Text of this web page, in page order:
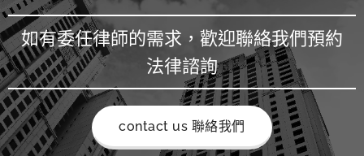
如有委任律師的需求，歡迎聯絡我們預約
法律諮詢
contact us 聯絡我們